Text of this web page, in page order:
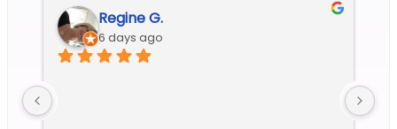
Regine G.
6 days ago